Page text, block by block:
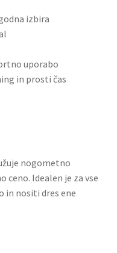
izbira
uporabo
in prosti čas
nogometno
ceno. Idealen je za vse
in nositi dres ene